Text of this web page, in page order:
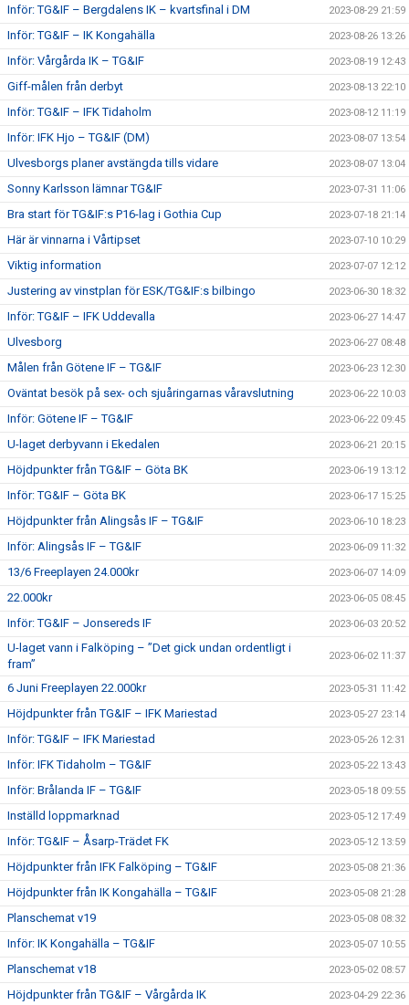
Inför: TG&IF – Bergdalens IK – kvartsfinal i DM 2023-08-29 21:59
Inför: TG&IF – IK Kongahälla 2023-08-26 13:26
Inför: Vårgårda IK – TG&IF 2023-08-19 12:43
Giff-målen från derbyt 2023-08-13 22:10
Inför: TG&IF – IFK Tidaholm 2023-08-12 11:19
Inför: IFK Hjo – TG&IF (DM) 2023-08-07 13:54
Ulvesborgs planer avstängda tills vidare 2023-08-07 13:04
Sonny Karlsson lämnar TG&IF 2023-07-31 11:06
Bra start för TG&IF:s P16-lag i Gothia Cup 2023-07-18 21:14
Här är vinnarna i Vårtipset 2023-07-10 10:29
Viktig information 2023-07-07 12:12
Justering av vinstplan för ESK/TG&IF:s bilbingo 2023-06-30 18:32
Inför: TG&IF – IFK Uddevalla 2023-06-27 14:47
Ulvesborg 2023-06-27 08:48
Målen från Götene IF – TG&IF 2023-06-23 12:30
Oväntat besök på sex- och sjuåringarnas våravslutning 2023-06-22 10:03
Inför: Götene IF – TG&IF 2023-06-22 09:45
U-laget derbyvann i Ekedalen 2023-06-21 20:15
Höjdpunkter från TG&IF – Göta BK 2023-06-19 13:12
Inför: TG&IF – Göta BK 2023-06-17 15:25
Höjdpunkter från Alingsås IF – TG&IF 2023-06-10 18:23
Inför: Alingsås IF – TG&IF 2023-06-09 11:32
13/6 Freeplayen 24.000kr 2023-06-07 14:09
22.000kr 2023-06-05 08:45
Inför: TG&IF – Jonsereds IF 2023-06-03 20:52
U-laget vann i Falköping – ”Det gick undan ordentligt i
fram”
2023-06-02 11:37
6 Juni Freeplayen 22.000kr 2023-05-31 11:42
Höjdpunkter från TG&IF – IFK Mariestad 2023-05-27 23:14
Inför: TG&IF – IFK Mariestad 2023-05-26 12:31
Inför: IFK Tidaholm – TG&IF 2023-05-22 13:43
Inför: Brålanda IF – TG&IF 2023-05-18 09:55
Inställd loppmarknad 2023-05-12 17:49
Inför: TG&IF – Åsarp-Trädet FK 2023-05-12 13:59
Höjdpunkter från IFK Falköping – TG&IF 2023-05-08 21:36
Höjdpunkter från IK Kongahälla – TG&IF 2023-05-08 21:28
Planschemat v19 2023-05-08 08:32
Inför: IK Kongahälla – TG&IF 2023-05-07 10:55
Planschemat v18 2023-05-02 08:57
Höjdpunkter från TG&IF – Vårgårda IK 2023-04-29 22:36